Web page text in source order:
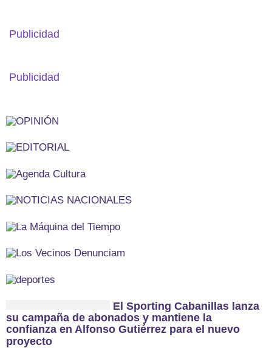
Publicidad
Publicidad
El Sporting Cabanillas lanza
su campaña de abonados y mantiene la
confianza en Alfonso Gutiérrez para el nuevo
proyecto